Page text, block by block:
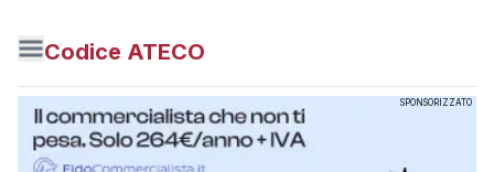
Codice ATECO
SPONSORIZZATO